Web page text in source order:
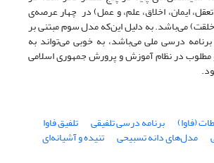
ایمان، اخلاق، علم، و عمل) در چهار عرصه‌ی
می‌باشد. به دلیل این‌که مدل سوم مبتنی بر
درسی ملی می‌باشد، به خوبی می‌تواند به
مطلوب در نظام آموزش و پرورش جمهوری اسلامی
(فاوا)
برنامه درسی تلفیقی تلفیق فاوا
مدل‌های دانه تسبیحی تنیده و آشیانه‌ای